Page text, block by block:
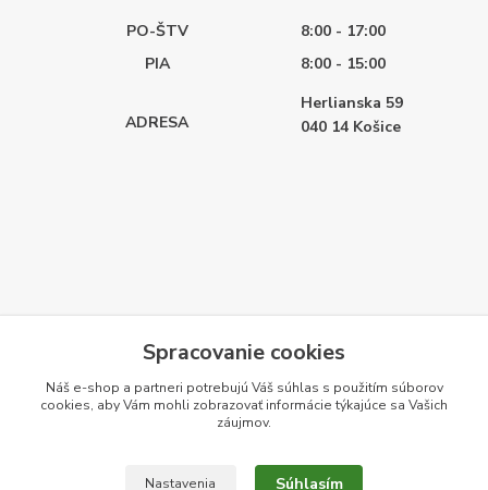
PO-ŠTV
8:00 - 17:00
PIA
8:00 - 15:00
ADRESA
Herlianska 59
040 14 Košice
Spracovanie cookies
Náš e-shop a partneri potrebujú Váš súhlas s použitím súborov
cookies, aby Vám mohli zobrazovať informácie týkajúce sa Vašich
záujmov.
Nastavenia Súhlasím